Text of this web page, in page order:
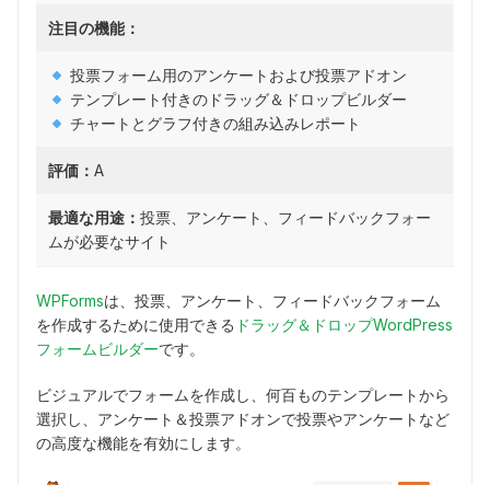
注目の機能：
投票フォーム用のアンケートおよび投票アドオン
テンプレート付きのドラッグ＆ドロップビルダー
チャートとグラフ付きの組み込みレポート
評価： A
最適な用途： 投票、アンケート、フィードバックフォー
ムが必要なサイト
WPFormsは、投票、アンケート、フィードバックフォーム
を作成するために使用できる ドラッグ＆ドロップWordPress
フォームビルダーです。
ビジュアルでフォームを作成し、何百ものテンプレートから
選択し、アンケート＆投票アドオンで投票やアンケートなど
の高度な機能を有効にします。